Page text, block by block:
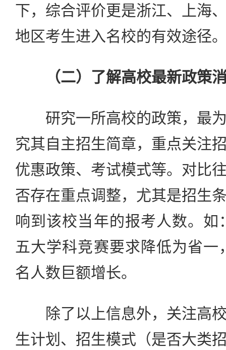
下，综合评价更是浙江、上海
地区考生进入名校的有效途径
（二）了解高校最新政策
研究一所高校的政策，最为
究其自主招生简章，重点关注
优惠政策、考试模式等。对比
否存在重点调整，尤其是招生
响到该校当年的报考人数。如
五大学科竞赛要求降低为省一
名人数巨额增长。
除了以上信息外，关注高校
生计划、招生模式（是否大类